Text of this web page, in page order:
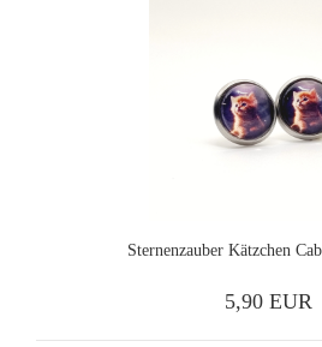
Sternenzauber Kätzchen
5,90 EUR